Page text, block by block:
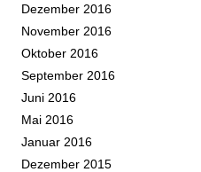
Dezember 2016
November 2016
Oktober 2016
September 2016
Juni 2016
Mai 2016
Januar 2016
Dezember 2015